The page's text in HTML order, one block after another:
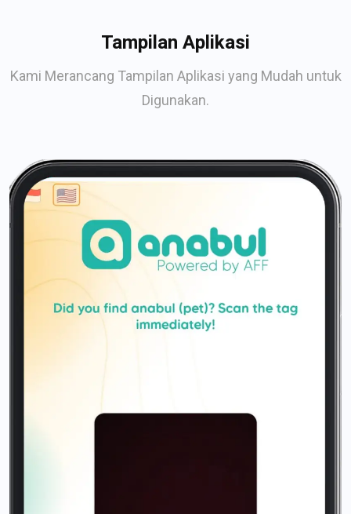
Tampilan Aplikasi
Kami Merancang Tampilan Aplikasi yang Mudah untuk
Digunakan.